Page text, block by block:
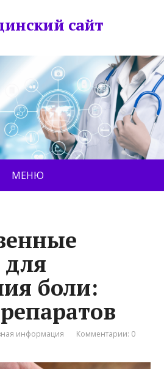
сайт
МЕНЮ
для
боли:
информация Комментарии: 0